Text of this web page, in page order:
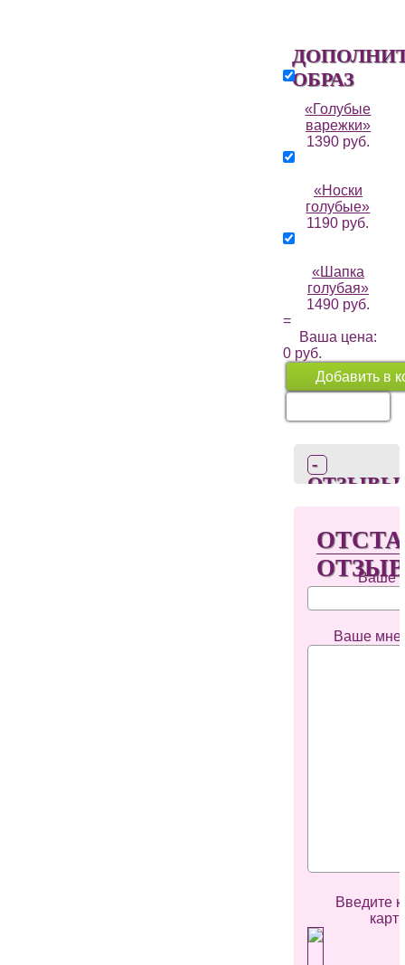
ОБРАЗ
«Голубые
варежки»
1390 руб.
«Носки
голубые»
1190 руб.
«Шапка
голубая»
1490 руб.
=
Ваша цена:
0 руб.
Добавить в
ОТЗЫВЫ
0
ОТЗЫВ
Ваше
Ваше
Введите